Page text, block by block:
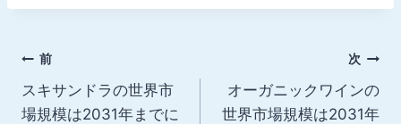
タ
投
稿
前
スキサンドラの世界市
場規模は2031年までに
次
オーガニックワインの
世界市場規模は2031年